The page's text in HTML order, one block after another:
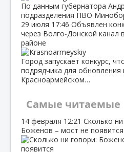
По данным губернатора
подразделения ПВО
29 июля 17:46 Объявлен
через Волго‑Донской канал
районе
Город запускает конкурс,
подрядчика для обновления
Красноармейском…
Самые читаемые
14 февраля 12:21 Сколько
Боженов – мост не появится